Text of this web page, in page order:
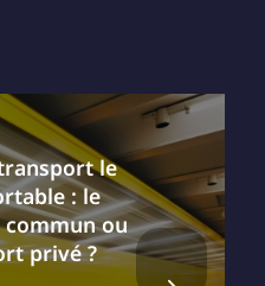
le
: le
ou
privé ?